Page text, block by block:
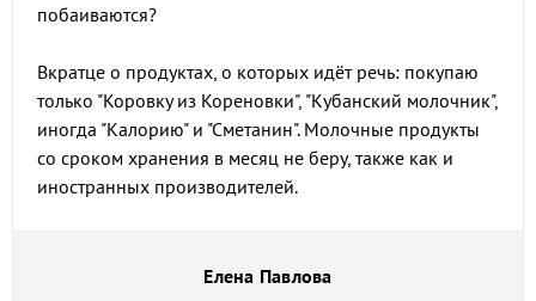
побаиваются?
Вкратце о продуктах, о которых идёт речь: покупаю
только "Коровку из Кореновки", "Кубанский молочник",
иногда "Калорию" и "Сметанин". Молочные продукты
со сроком хранения в месяц не беру, также как и
иностранных производителей.
Елена Павлова